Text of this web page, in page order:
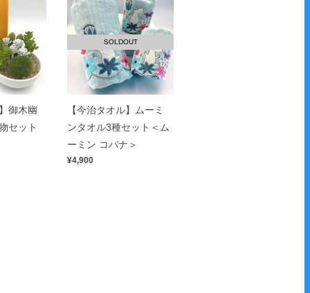
御木幽
セット
SOLDOUT
【今治タオル】ムーミ
ンタオル3種セット＜ム
ーミン コバナ＞
¥4,900